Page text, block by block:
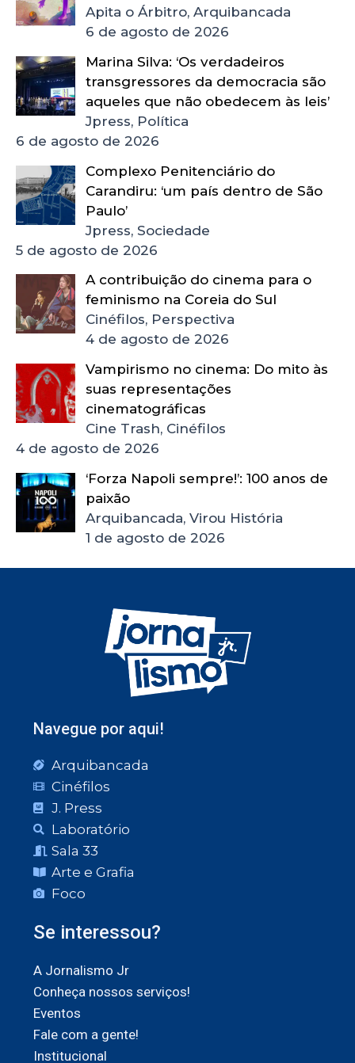
Apita o Árbitro, Arquibancada
6 de agosto de 2026
Marina Silva: ‘Os verdadeiros
transgressores da democracia são
aqueles que não obedecem às leis’
Jpress, Política
6 de agosto de 2026
Complexo Penitenciário do
Carandiru: ‘um país dentro de São
Paulo’
Jpress, Sociedade
5 de agosto de 2026
A contribuição do cinema para o
feminismo na Coreia do Sul
Cinéfilos, Perspectiva
4 de agosto de 2026
Vampirismo no cinema: Do mito às
suas representações
cinematográficas
Cine Trash, Cinéfilos
4 de agosto de 2026
‘Forza Napoli sempre!’: 100 anos de
paixão
Arquibancada, Virou História
1 de agosto de 2026
Navegue por aqui!
Arquibancada
Cinéfilos
J. Press
Laboratório
Sala 33
Arte e Grafia
Foco
Se interessou?
A Jornalismo Jr
Conheça nossos serviços!
Eventos
Fale com a gente!
Institucional